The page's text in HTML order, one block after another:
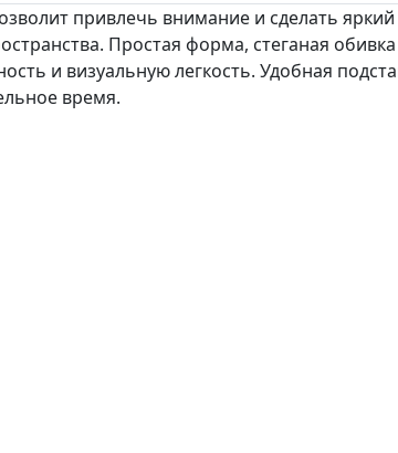
привлечь внимание и сделать
Простая форма, стеганая
и визуальную легкость. Удобная
время.